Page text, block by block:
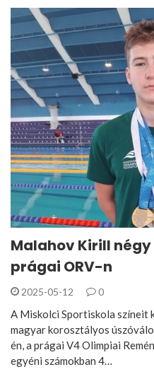
Malahov Kirill
prágai ORV-n
2025-05-12 0
A Miskolci Sportiskola színeit
magyar korosztályos
én, a prágai V4 Olimpiai
egyéni számokban 4…